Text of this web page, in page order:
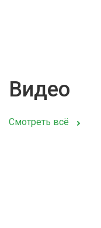
Видео
Смотреть всё